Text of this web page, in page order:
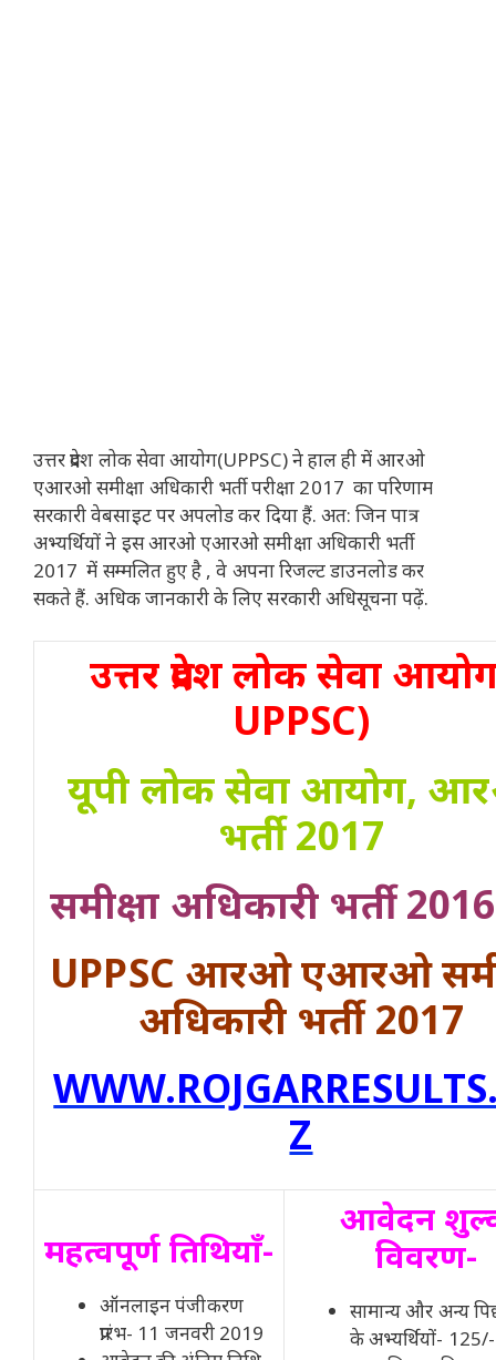
उत्तर प्रदेश लोक सेवा आयोग(UPPSC) ने हाल ही में आरओ
एआरओ समीक्षा अधिकारी भर्ती परीक्षा 2017 का परिणाम
सरकारी वेबसाइट पर अपलोड कर दिया हैं. अत: जिन पात्र
अभ्यर्थियों ने इस आरओ एआरओ समीक्षा अधिकारी भर्ती
2017 में सम्मलित हुए है , वे अपना रिजल्ट डाउनलोड कर
सकते हैं. अधिक जानकारी के लिए सरकारी अधिसूचना पढ़ें.
उत्तर प्रदेश लोक सेवा
UPPSC)
यूपी लोक सेवा आयोग,
भर्ती 2017
समीक्षा अधिकारी भर्ती
UPPSC आरओ एआरओ
अधिकारी भर्ती 2017
Z
महत्वपूर्ण तिथियाँ-
ऑनलाइन पंजीकरण
प्रारंभ- 11 जनवरी 2019
आवेदन
विवरण-
सामान्य और अन्य
के अभ्यर्थियों-